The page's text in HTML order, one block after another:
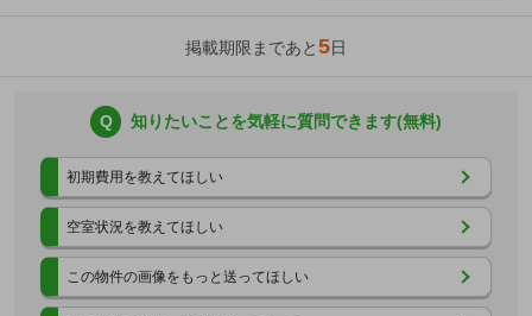
掲載期限まであと5日
Q 知りたいことを気軽に質問できます(無料)
初期費用を教えてほしい
空室状況を教えてほしい
この物件の画像をもっと送ってほしい